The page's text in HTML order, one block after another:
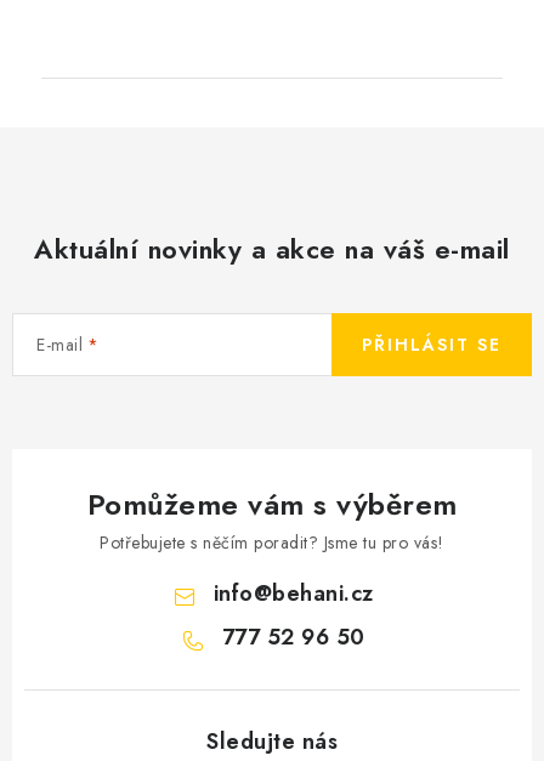
Aktuální novinky a akce na váš e-mail
E-mail PŘIHLÁSIT SE
Pomůžeme vám s výběrem
Potřebujete s něčím poradit? Jsme tu pro vás!
info@behani.cz
777 52 96 50